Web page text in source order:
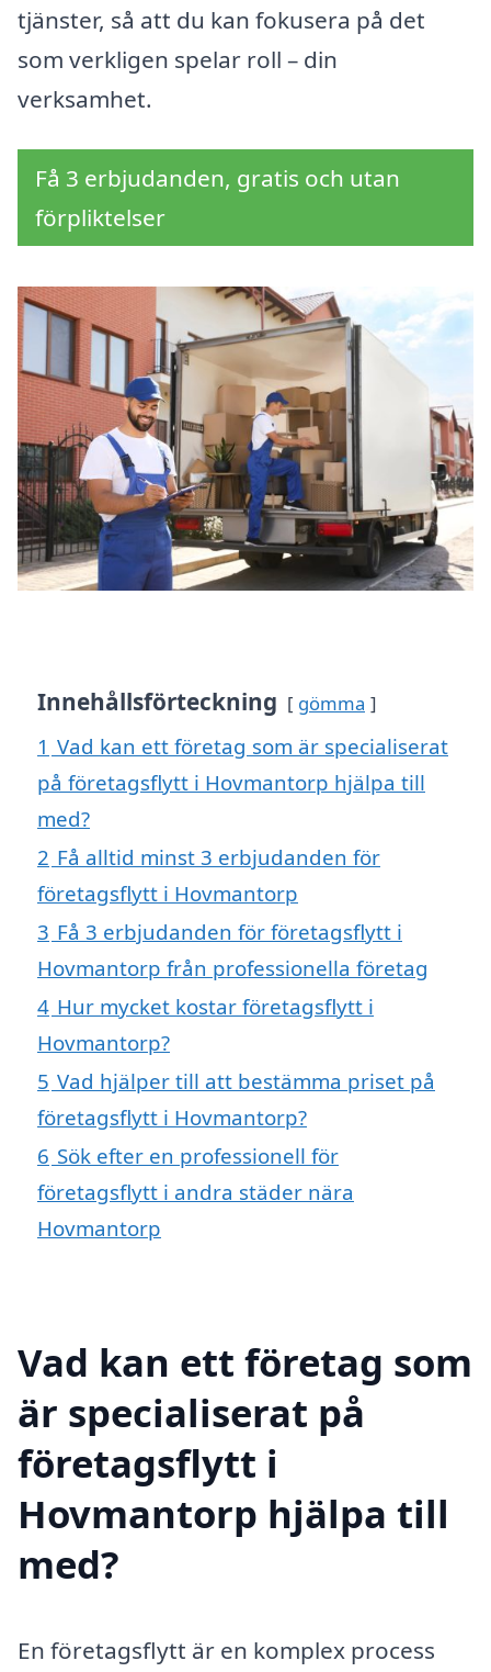
tjänster, så att du kan fokusera på det
som verkligen spelar roll – din
verksamhet.
Få 3 erbjudanden, gratis och utan
förpliktelser
Innehållsförteckning gömma
1 Vad kan ett företag som är specialiserat
på företagsflytt i Hovmantorp hjälpa till
med?
2 Få alltid minst 3 erbjudanden för
företagsflytt i Hovmantorp
3 Få 3 erbjudanden för företagsflytt i
Hovmantorp från professionella företag
4 Hur mycket kostar företagsflytt i
Hovmantorp?
5 Vad hjälper till att bestämma priset på
företagsflytt i Hovmantorp?
6 Sök efter en professionell för
företagsflytt i andra städer nära
Hovmantorp
Vad kan ett företag som
är specialiserat på
företagsflytt i
Hovmantorp hjälpa till
med?
En företagsflytt är en komplex process